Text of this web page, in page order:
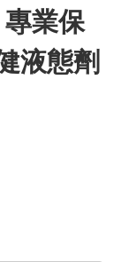
業保
液態劑